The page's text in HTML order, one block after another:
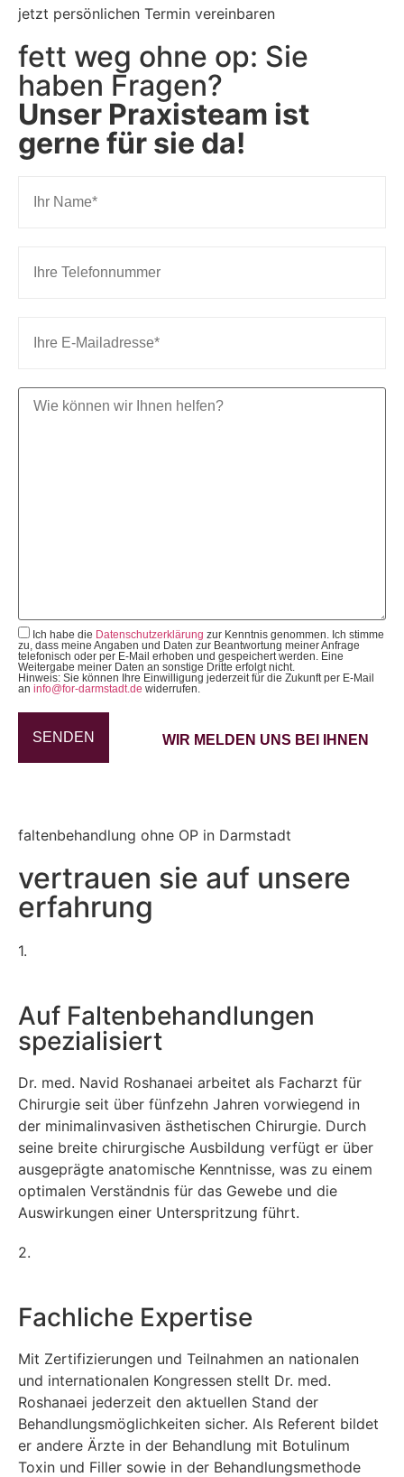
jetzt persönlichen Termin vereinbaren
fett weg ohne op: Sie
haben Fragen?
Unser Praxisteam ist
gerne für sie da!
Ich habe die Datenschutzerklärung zur Kenntnis genommen. Ich stimme
zu, dass meine Angaben und Daten zur Beantwortung meiner Anfrage
telefonisch oder per E-Mail erhoben und gespeichert werden. Eine
Weitergabe meiner Daten an sonstige Dritte erfolgt nicht.
Hinweis: Sie können Ihre Einwilligung jederzeit für die Zukunft per E-Mail
an info@for-darmstadt.de widerrufen.
WIR MELDEN UNS BEI IHNEN
faltenbehandlung ohne OP in Darmstadt
vertrauen sie auf unsere
erfahrung
1.
Auf Faltenbehandlungen
spezialisiert
Dr. med. Navid Roshanaei arbeitet als Facharzt für
Chirurgie seit über fünfzehn Jahren vorwiegend in
der minimalinvasiven ästhetischen Chirurgie. Durch
seine breite chirurgische Ausbildung verfügt er über
ausgeprägte anatomische Kenntnisse, was zu einem
optimalen Verständnis für das Gewebe und die
Auswirkungen einer Unterspritzung führt.
2.
Fachliche Expertise
Mit Zertifizierungen und Teilnahmen an nationalen
und internationalen Kongressen stellt Dr. med.
Roshanaei jederzeit den aktuellen Stand der
Behandlungsmöglichkeiten sicher. Als Referent bildet
er andere Ärzte in der Behandlung mit Botulinum
Toxin und Filler sowie in der Behandlungsmethode